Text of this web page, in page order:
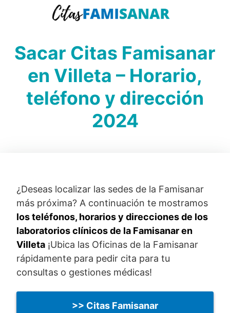
Sacar Citas Famisanar
en Villeta – Horario,
teléfono y dirección
2024
¿Deseas localizar las sedes de la Famisanar
más próxima? A continuación te mostramos
los teléfonos, horarios y direcciones de los
laboratorios clínicos de la Famisanar en
Villeta ¡Ubica las Oficinas de la Famisanar
rápidamente para pedir cita para tu
consultas o gestiones médicas!
>> Citas Famisanar